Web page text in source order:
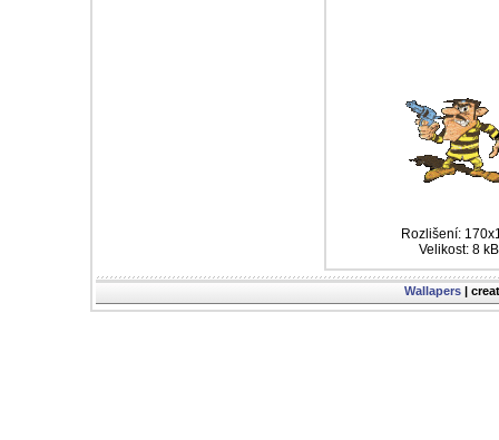
Rozlišení:
Velikost: 8 kB
Wallapers |